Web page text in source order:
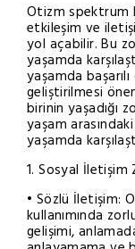
Otizm spektrum
etkileşim ve
yol açabilir. Bu
yaşamda
yaşamda
geliştirilmesi
birinin yaşadığı
yaşam
yaşamda
1. Sosyal İletişim
• Sözlü İletişim:
kullanımında
gelişimi,